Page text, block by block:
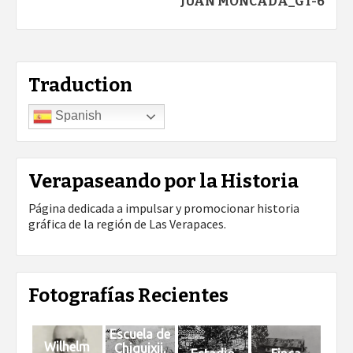
Traduction
Spanish
Verapaseando por la Historia
Página dedicada a impulsar y promocionar historia
gráfica de la región de Las Verapaces.
Fotografías Recientes
Wilhelm
Escuela de
Chiquixji,